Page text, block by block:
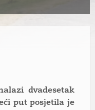
dvadesetak
put posjetila je